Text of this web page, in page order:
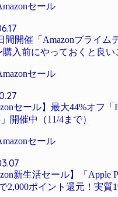
セール
間開催「Amazonプライム
購入前にやっておくと良い
セール
セール】最大44%オフ
開催中（11/4まで）
セール
新生活セール】「Apple
2,000ポイント還元！実質